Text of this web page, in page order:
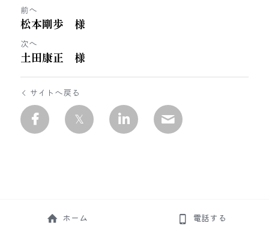
前へ
松本剛歩 様
次へ
土田康正 様
サイトへ戻る
ホーム 電話する